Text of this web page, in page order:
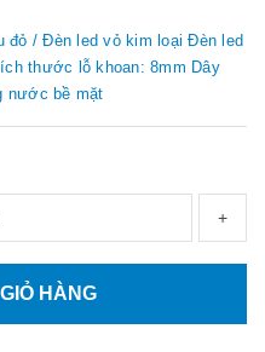
đỏ / Đèn led vỏ kim loại Đèn led
thước lỗ khoan: 8mm Dây
nước bề mặt
+
HÀNG